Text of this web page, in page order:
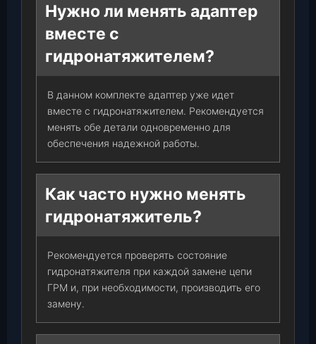
Нужно ли менять адаптер
вместе с
гидронатяжителем?
В данном комплекте адаптер уже идет
вместе с гидронатяжителем. Рекомендуется
менять обе детали одновременно для
обеспечения надежной работы.
Как часто нужно менять
гидронатяжитель?
Рекомендуется проверять состояние
гидронатяжителя при каждой замене цепи
ГРМ и, при необходимости, производить его
замену.